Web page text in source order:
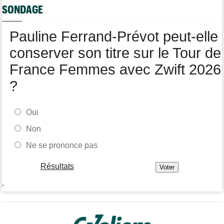
Route
SONDAGE
Pauline Ferrand-Prévot peut-elle
conserver son titre sur le Tour de
France Femmes avec Zwift 2026
?
Oui
Non
Ne se prononce pas
Résultats
-